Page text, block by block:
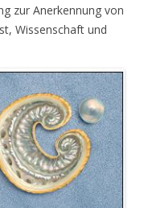
zur Anerkennung von
Wissenschaft und